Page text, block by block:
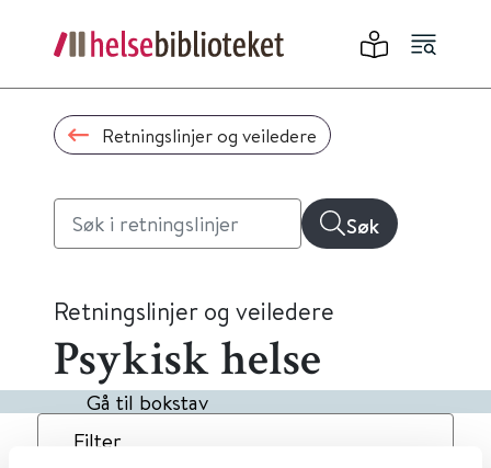
Retningslinjer og veiledere
Søk
Retningslinjer og veiledere
Psykisk helse
Gå til bokstav
Filter